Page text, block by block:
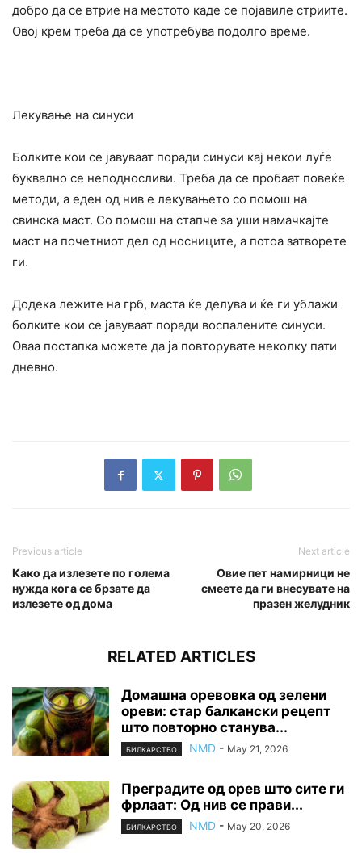
добро да се втрие на местото каде се појавиле стриите.
Овој крем треба да се употребува подолго време.
Лекување на синуси
Болките кои се јавуваат поради синуси кај некои луѓе
буквално се неподносливи. Треба да се пробаат повеќе
методи, а еден од нив е лекувањето со помош на
свинска маст. Со помош на стапче за уши намачкајте
маст на почетниот дел од носниците, а потоа затворете
ги.
Додека лежите на грб, маста ќе делува и ќе ги ублажи
болките кои се јавуваат поради воспалените синуси.
Оваа постапка можете да ја повторувате неколку пати
дневно.
Previous article
Како да излезете по голема
нужда кога се брзате да
излезете од дома
Next article
Овие пет намирници не
смеете да ги внесувате на
празен желудник
RELATED ARTICLES
Домашна оревовка од зелени
ореви: стар балкански рецепт
што повторно станува...
БИЛКАРСТВО NMD - May 21, 2026
Преградите од орев што сите ги
фрлаат: Од нив се прави...
БИЛКАРСТВО NMD - May 20, 2026